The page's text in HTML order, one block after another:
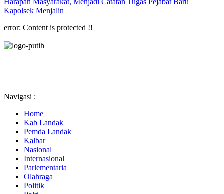
Kapolsek Menjalin
error: Content is protected !!
Navigasi :
Home
Kab Landak
Pemda Landak
Kalbar
Nasional
Internasional
Parlementaria
Olahraga
Politik